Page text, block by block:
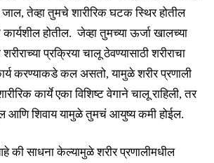
जाल, तेव्हातुमचेशारीरिक घटक स्थिर होतील
कार्यशील होतील. जेव्हातुमच्याऊर्जाखालच्या
शरीराच्या प्रक्रिया चालू ठेवण्यासाठीशरीराचा
करण्याकडे कल असतो,यामुळेशरीरप्रणाली
कार्ये एका विशिष्ट वेगाने चालू राहिली, तर
आणि शिवाययामुळेतुमचं आयुष्यकमी होईल.
साधना केल्यामुळे शरीर प्रणालीमधील